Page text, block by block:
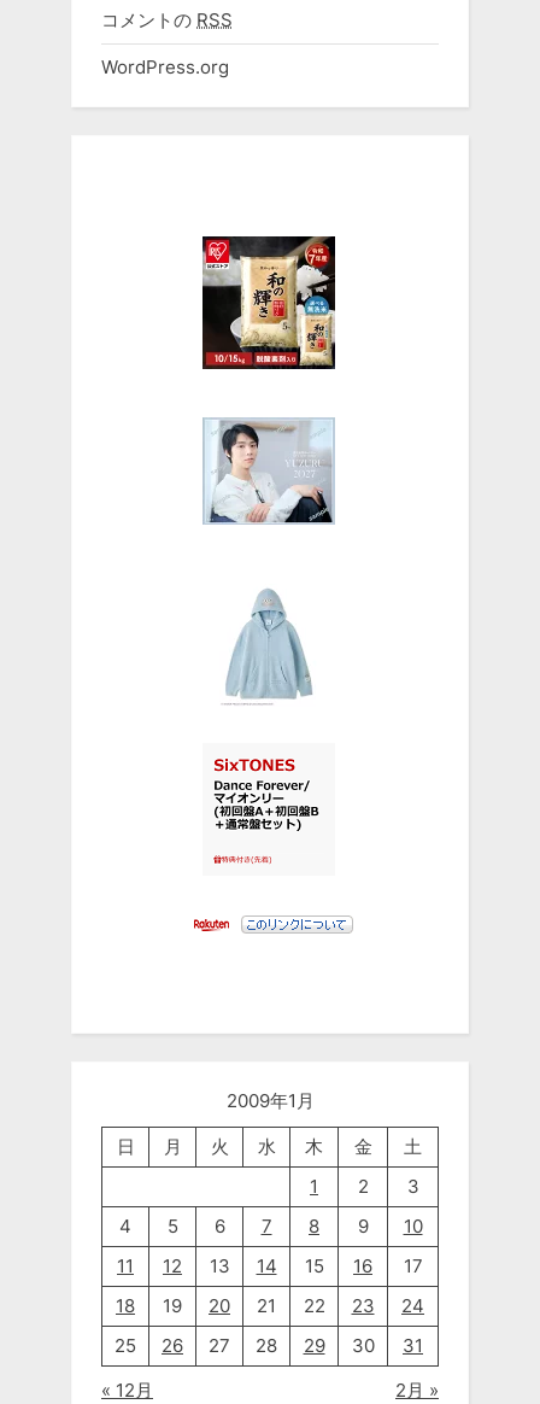
コメントの RSS
WordPress.org
2009年1月
日
月 火 水 木 金
土
1
2
3
4
5 6 7 8 9
10
11
12 13 14 15 16
17
18
19 20 21 22 23
24
25
26 27 28 29 30
31
« 12月
2月 »